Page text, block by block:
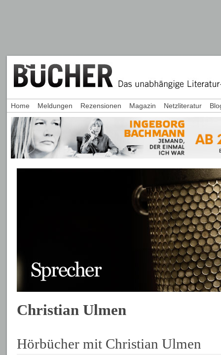
Christian Ulmen
Hörbücher mit Christian Ulmen
Home Meldungen Rezensionen Magazin Netzliteratur